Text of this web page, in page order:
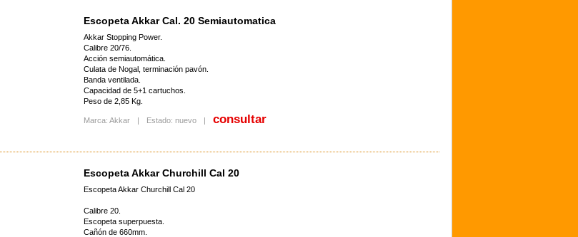
Escopeta Akkar Cal. 20 Semiautomatica
Akkar Stopping Power.
Calibre 20/76.
Acción semiautomática.
Culata de Nogal, terminación pavón.
Banda ventilada.
Capacidad de 5+1 cartuchos.
Peso de 2,85 Kg.
Marca: Akkar | Estado: nuevo | consultar
Escopeta Akkar Churchill Cal 20
Escopeta Akkar Churchill Cal 20
Calibre 20.
Escopeta superpuesta.
Cañón de 660mm.